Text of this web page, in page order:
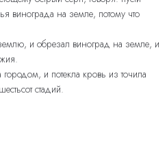
винограда на земле, потому что
и обрезал виноград на земле, и
и потекла кровь из точила
стадий.